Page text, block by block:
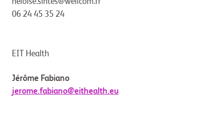
heloise.sintes@wellcom.fr
06 24 45 35 24
EIT Health
Jérôme Fabiano
jerome.fabiano@eithealth.eu